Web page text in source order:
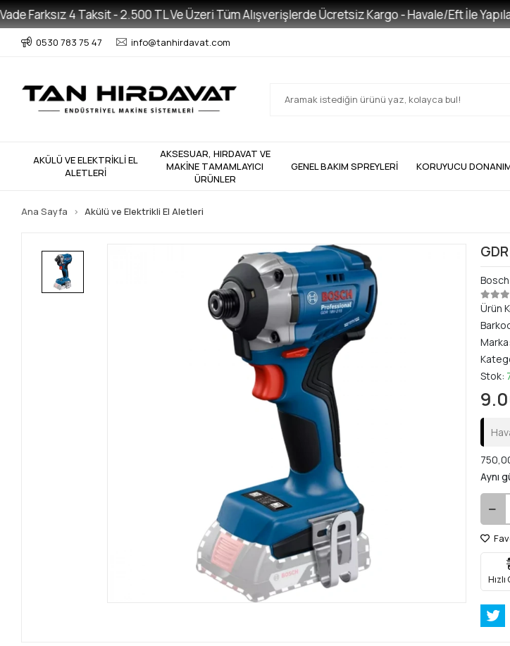
Farksız 4 Taksit - 2.500 TL Ve Üzeri Tüm Alışverişlerde Ücretsiz Kargo - Havale/Eft İle Yapılan
0530 783 75 47 info@tanhirdavat.com
AKÜLÜ VE ELEKTRİKLİ EL
ALETLERİ
AKSESUAR, HIRDAVAT VE
MAKİNE TAMAMLAYICI
ÜRÜNLER
GENEL BAKIM SPREYLERİ KORUYUCU
Ana Sayfa Akülü ve Elektrikli El Aletleri
Bosch
Ürün
Marka:
Stok:
Aynı